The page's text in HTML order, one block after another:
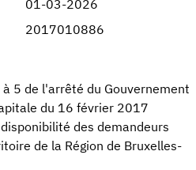
01-03-2026
2017010886
5 de l'arrêté du Gouvernement
du 16 février 2017
des demandeurs
de la Région de Bruxelles-